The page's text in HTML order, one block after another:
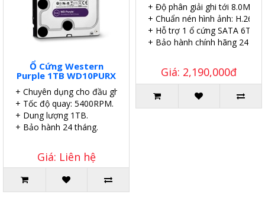
Ổ Cứng Western
Purple 1TB WD10PURX
+ Chuyên dụng cho đầu ghi.
+ Tốc độ quay: 5400RPM.
+ Dung lượng 1TB.
+ Bảo hành 24 tháng.
Giá: Liên hệ
+ Độ phân giải ghi tới 8.0MP.
+ Chuẩn nén hình ảnh: H.265.
+ Hỗ trợ 1 ổ cứng SATA 6TB.
+ Bảo hành chính hãng 24
Giá: 2,190,000đ